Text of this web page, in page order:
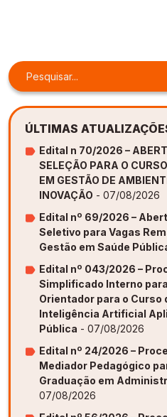
ÚLTIMAS
Edital n 70/2026 –
SELEÇÃO PARA O
EM GESTÃO DE
INOVAÇÃO - 07/08/2026
Edital nº 69/2026 –
Seletivo para Vagas
Gestão em Saúde
Edital nº 043/2026 –
Simplificado Interno
Orientador para o Curso
Inteligência Artificial
Pública - 07/08/2026
Edital nº 24/2026 –
Mediador Pedagógico
Graduação em
07/08/2026
Especialização em Gestão de
Aprendizagem [PDE]
Docência na Educação Infantil
Gestão Escolar [GESC]
Especialização em Gestão de
Aprendizagem [PDE]
Docência na Educação Infantil
Gestão Escolar [GESC]
Especialização em Gestão de
Aprendizagem [PDE]
Docência na Educação Infantil
Gestão Escolar [GESC]
Especialização em Gestão de
Aprendizagem [PDE]
Docência na Educação Infantil
Gestão Escolar [GESC]
Especialização em Gestão de
Aprendizagem [PDE]
Docência na Educação Infantil
Gestão Escolar [GESC]